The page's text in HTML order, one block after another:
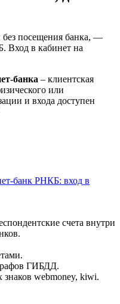
посещения банка, —
Вход в кабинет на
банка – клиентская
или
и входа доступен
банк РНКБ: вход в
счета внутри
ГИБДД.
webmoney, kiwi.